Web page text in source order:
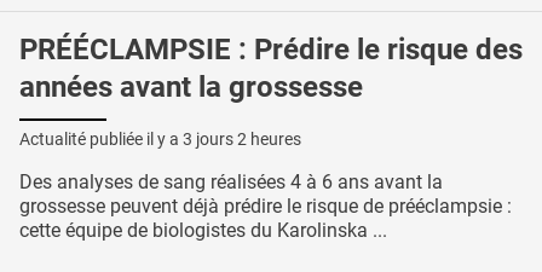
PRÉÉCLAMPSIE : Prédire le risque des
années avant la grossesse
Actualité publiée il y a 3 jours 2 heures
Des analyses de sang réalisées 4 à 6 ans avant la
grossesse peuvent déjà prédire le risque de prééclampsie :
cette équipe de biologistes du Karolinska ...